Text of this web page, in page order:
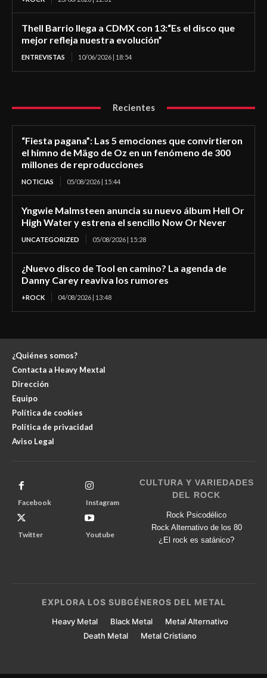
Thell Barrio llega a CDMX con 13:“Es el disco que
mejor refleja nuestra evolución”
ENTREVISTAS 10/06/2026 | 18:54
Recientes
“Fiesta pagana”: Las 5 emociones que convirtieron
el himno de Mägo de Oz en un fenómeno de 300
millones de reproducciones
NOTICIAS 05/08/2026 | 15:44
Yngwie Malmsteen anuncia su nuevo álbum Hell Or
High Water y estrena el sencillo Now Or Never
UNCATEGORIZED 05/08/2026 | 15:28
¿Nuevo disco de Tool en camino? La agenda de
Danny Carey reaviva los rumores
+ROCK 04/08/2026 | 13:48
¿Quiénes somos?
Contacta a Heavy Mextal
Dirección
Equipo
Política de cookies
Política de privacidad
Aviso Legal
Facebook Instagram
Twitter Youtube
CULTURA Y VARIEDADES
DEL ROCK
Rock Psicodélico
Rock Alternativo de los 80
¿El rock es satánico?
EXPLORA LOS SUBGÉNEROS DEL METAL
Heavy Metal Black Metal
Metal Alternativo
Death Metal
Metal Cristiano